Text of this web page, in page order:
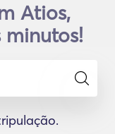
Atios,